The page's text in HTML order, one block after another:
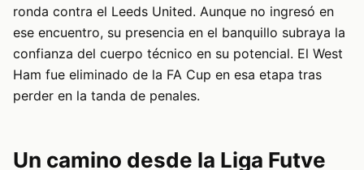
ronda contra el Leeds United. Aunque no ingresó en
ese encuentro, su presencia en el banquillo subraya la
confianza del cuerpo técnico en su potencial. El West
Ham fue eliminado de la FA Cup en esa etapa tras
perder en la tanda de penales.
Un camino desde la Liga Futve